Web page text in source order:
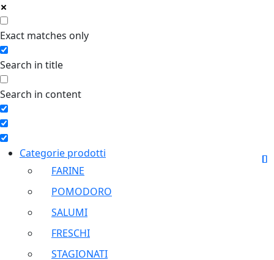
Exact matches only
Search in title
Search in content
Categorie prodotti
FARINE
POMODORO
SALUMI
FRESCHI
STAGIONATI